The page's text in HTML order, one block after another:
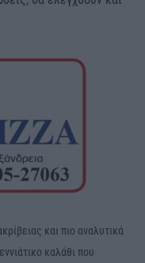
και πιο αναλυτικά
καλάθι που